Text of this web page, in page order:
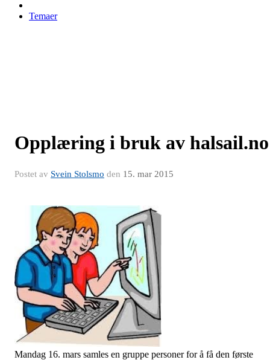
Temaer
Opplæring i bruk av halsail.no
Postet av Svein Stolsmo den 15. mar 2015
Mandag 16. mars samles en gruppe personer for å få den første